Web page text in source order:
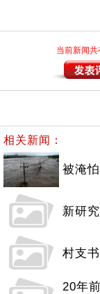
当前新闻共
相关新闻：
被淹
新研
村支
20年